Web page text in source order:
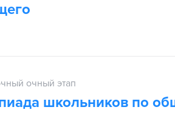
очный этап
школьников по